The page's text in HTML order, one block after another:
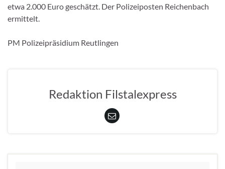
etwa 2.000 Euro geschätzt. Der Polizeiposten Reichenbach
ermittelt.
PM Polizeipräsidium Reutlingen
Redaktion Filstalexpress